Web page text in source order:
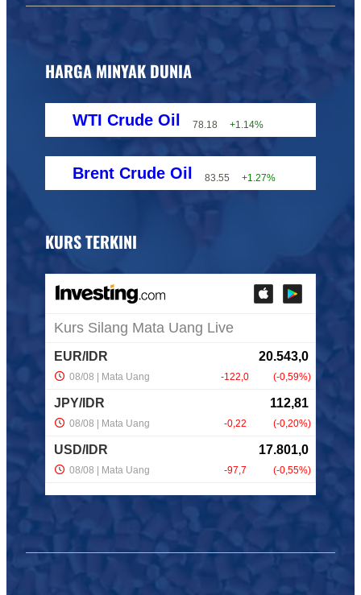
HARGA MINYAK DUNIA
WTI Crude Oil 78.18 +1.14%
Brent Crude Oil 83.55 +1.27%
KURS TERKINI